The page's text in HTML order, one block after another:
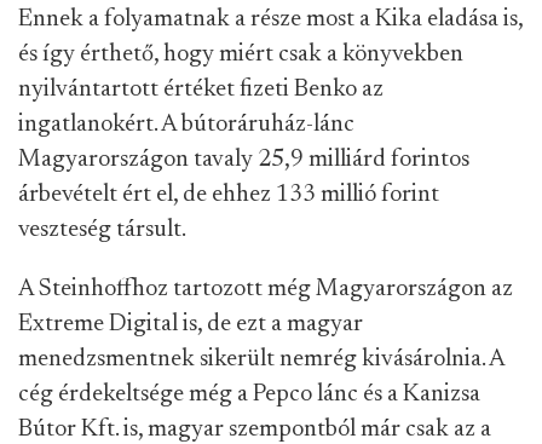
Ennek a folyamatnak a része most a Kika eladása is,
és így érthető, hogy miért csak a könyvekben
nyilvántartott értéket fizeti Benko az
ingatlanokért. A bútoráruház-lánc
Magyarországon tavaly 25,9 milliárd forintos
árbevételt ért el, de ehhez 133 millió forint
veszteség társult.
A Steinhoffhoz tartozott még Magyarországon az
Extreme Digital is, de ezt a magyar
menedzsmentnek sikerült nemrég kivásárolnia. A
cég érdekeltsége még a Pepco lánc és a Kanizsa
Bútor Kft. is, magyar szempontból már csak az a